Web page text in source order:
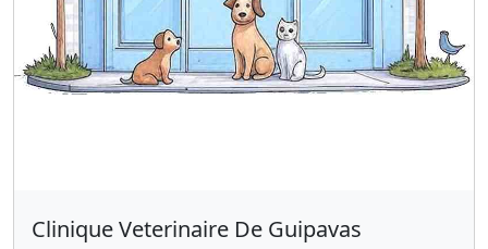
Clinique Veterinaire De Guipavas